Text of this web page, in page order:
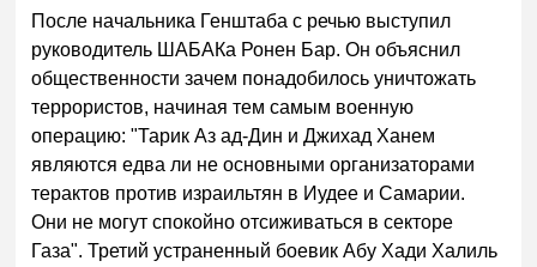
После начальника Генштаба с речью выступил
руководитель ШАБАКа Ронен Бар. Он объяснил
общественности зачем понадобилось уничтожать
террористов, начиная тем самым военную
операцию: "Тарик Аз ад-Дин и Джихад Ханем
являются едва ли не основными организаторами
терактов против израильтян в Иудее и Самарии.
Они не могут спокойно отсиживаться в секторе
Газа". Третий устраненный боевик Абу Хади Халиль